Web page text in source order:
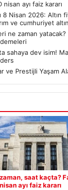
ayı faiz kararı
8 Nisan 2026: Altın
ve cumhuriyet
ne zaman yatacak?
sahaya dev isim!
ve Prestijli Yaşam
zaman, saat kaçta?
ayı faiz kararı